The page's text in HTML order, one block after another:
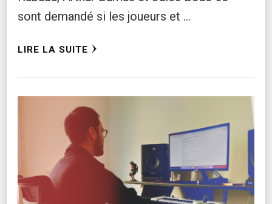
sont demandé si les joueurs et …
LIRE LA SUITE